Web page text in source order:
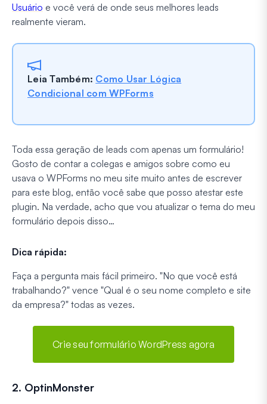
Usuário e você verá de onde seus melhores leads
realmente vieram.
Leia Também: Como Usar Lógica
Condicional com WPForms
Toda essa geração de leads com apenas um formulário!
Gosto de contar a colegas e amigos sobre como eu
usava o WPForms no meu site muito antes de escrever
para este blog, então você sabe que posso atestar este
plugin. Na verdade, acho que vou atualizar o tema do meu
formulário depois disso…
Dica rápida:
Faça a pergunta mais fácil primeiro. "No que você está
trabalhando?" vence "Qual é o seu nome completo e site
da empresa?" todas as vezes.
Crie seu formulário WordPress agora
2. OptinMonster